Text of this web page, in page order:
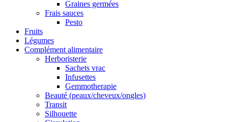
Graines germées
Frais sauces
Pesto
Fruits
Légumes
Complément alimentaire
Herboristerie
Sachets vrac
Infusettes
Gemmotherapie
Beauté (peaux/cheveux/ongles)
Transit
Silhouette